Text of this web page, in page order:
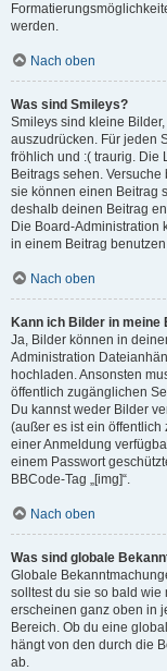
werden.
Nach oben
Was sind Smileys?
Smileys sind kleine
auszudrücken. Für jeden
fröhlich und :( traurig. Die
Beitrags sehen.
sie können einen Beitrag
deshalb deinen Beitrag
Die Board-Administration
in einem Beitrag
Nach oben
Kann ich Bilder in meine
Ja, Bilder können in
Administration
hochladen. Ansonsten
öffentlich zugänglichen
Du kannst weder Bilder
(außer es ist ein
einer Anmeldung
einem Passwort
BBCode-Tag „[img]“.
Nach oben
Was sind globale
Globale
solltest du sie so bald
erscheinen ganz oben in
Bereich. Ob du eine
hängt von den durch die
ab.